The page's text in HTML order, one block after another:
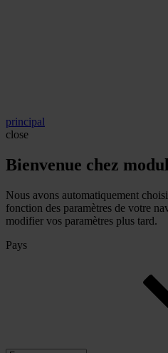
principal
close
Bienvenue chez
Nous avons automatiquement
fonction des paramètres de votre
modifier vos paramètres plus tard.
Pays